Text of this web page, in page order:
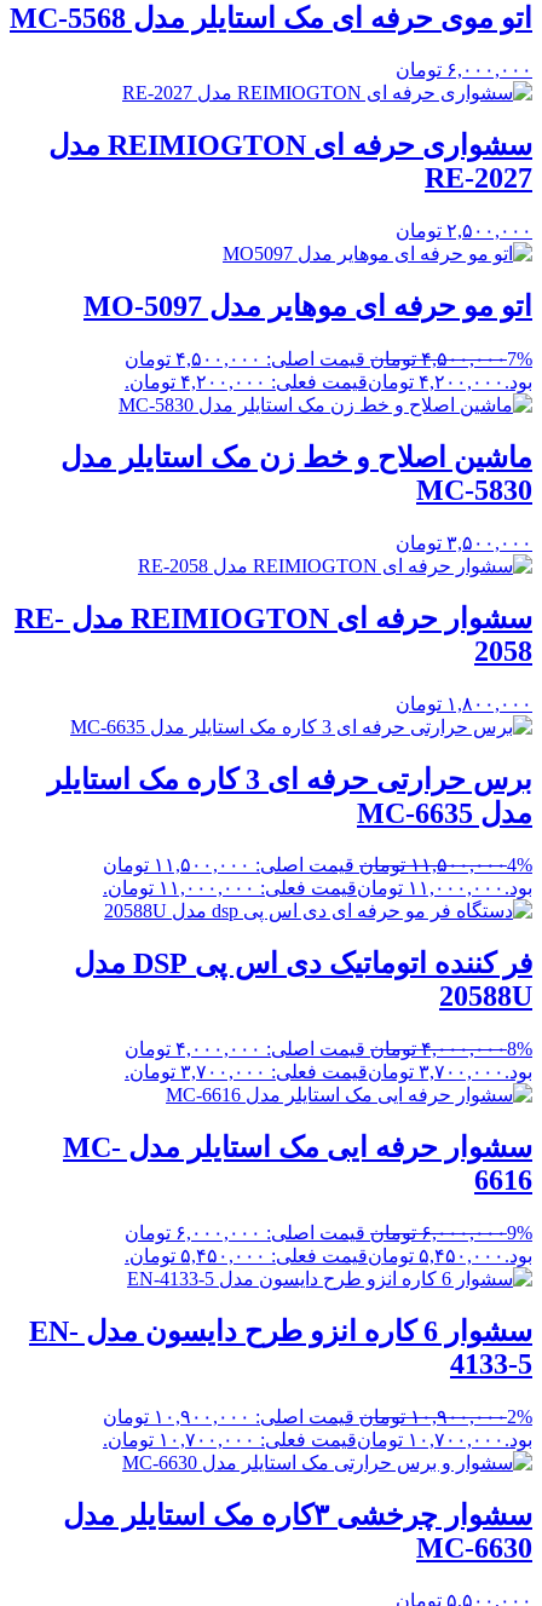
اتو موی حرفه ای مک استایلر مدل MC-5568
۶,۰۰۰,۰۰۰ تومان
سشواری حرفه ای REIMIOGTON مدل
RE-2027
۲,۵۰۰,۰۰۰ تومان
اتو مو حرفه ای موهایر مدل MO-5097
7%۴,۵۰۰,۰۰۰ تومان
قیمت اصلی: ۴,۵۰۰,۰۰۰ تومان
بود. ۴,۲۰۰,۰۰۰ تومانقیمت فعلی: ۴,۲۰۰,۰۰۰ تومان.
ماشین اصلاح و خط زن مک استایلر مدل
MC-5830
۳,۵۰۰,۰۰۰ تومان
سشوار حرفه ای REIMIOGTON مدل RE-
2058
۱,۸۰۰,۰۰۰ تومان
برس حرارتی حرفه ای 3 کاره مک استایلر
مدل MC-6635
4%۱۱,۵۰۰,۰۰۰ تومان
قیمت اصلی: ۱۱,۵۰۰,۰۰۰ تومان
بود. ۱۱,۰۰۰,۰۰۰ تومانقیمت فعلی: ۱۱,۰۰۰,۰۰۰ تومان.
فر کننده اتوماتیک دی اس پی DSP مدل
20588U
8%۴,۰۰۰,۰۰۰ تومان
قیمت اصلی: ۴,۰۰۰,۰۰۰ تومان
بود. ۳,۷۰۰,۰۰۰ تومانقیمت فعلی: ۳,۷۰۰,۰۰۰ تومان.
سشوار حرفه ایی مک استایلر مدل MC-
6616
9%۶,۰۰۰,۰۰۰ تومان
قیمت اصلی: ۶,۰۰۰,۰۰۰ تومان
بود. ۵,۴۵۰,۰۰۰ تومانقیمت فعلی: ۵,۴۵۰,۰۰۰ تومان.
سشوار 6 کاره انزو طرح دایسون مدل EN-
4133-5
2%۱۰,۹۰۰,۰۰۰ تومان
قیمت اصلی: ۱۰,۹۰۰,۰۰۰ تومان
بود. ۱۰,۷۰۰,۰۰۰ تومانقیمت فعلی: ۱۰,۷۰۰,۰۰۰ تومان.
سشوار چرخشی ۳کاره مک استایلر مدل
MC-6630
۵,۵۰۰,۰۰۰ تومان